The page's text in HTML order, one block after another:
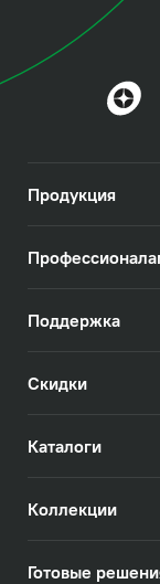
Продукция
Поддержка
Скидки
Каталоги
Коллекции
Готовые